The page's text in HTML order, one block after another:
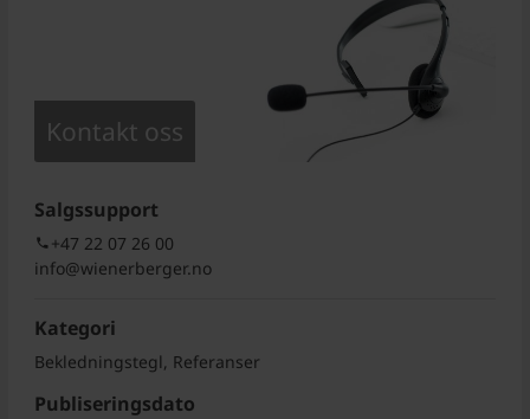
Kontakt oss
Salgssupport
+47 22 07 26 00
info@wienerberger.no
Kategori
Bekledningstegl, Referanser
Publiseringsdato